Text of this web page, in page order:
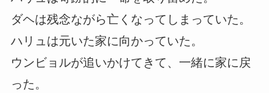
ダヘは残念ながら亡くなってしまっていた。
ハリュは元いた家に向かっていた。
ウンビョルが追いかけてきて、一緒に家に戻
った。